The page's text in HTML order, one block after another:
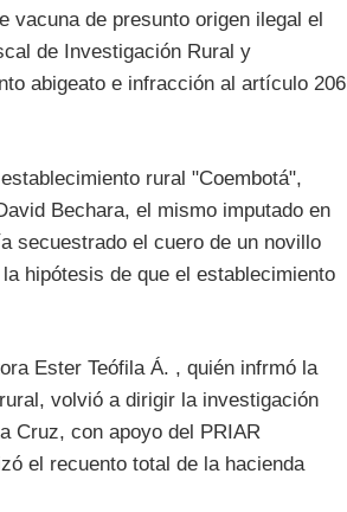
vacuna de presunto origen ilegal el
de Investigación Rural y
abigeato e infracción al artículo 206
rural "Coembotá",
Bechara, el mismo imputado en
secuestrado el cuero de un novillo
hipótesis de que el establecimiento
Ester Teófila Á. , quién infrmó la
volvió a dirigir la investigación
Cruz, con apoyo del PRIAR
el recuento total de la hacienda